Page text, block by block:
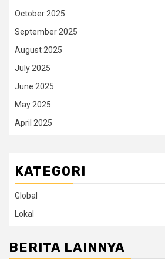
October 2025
September 2025
August 2025
July 2025
June 2025
May 2025
April 2025
KATEGORI
Global
Lokal
BERITA LAINNYA